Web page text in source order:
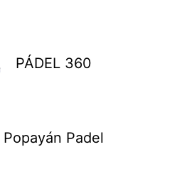
PÁDEL 360
Popayán Padel